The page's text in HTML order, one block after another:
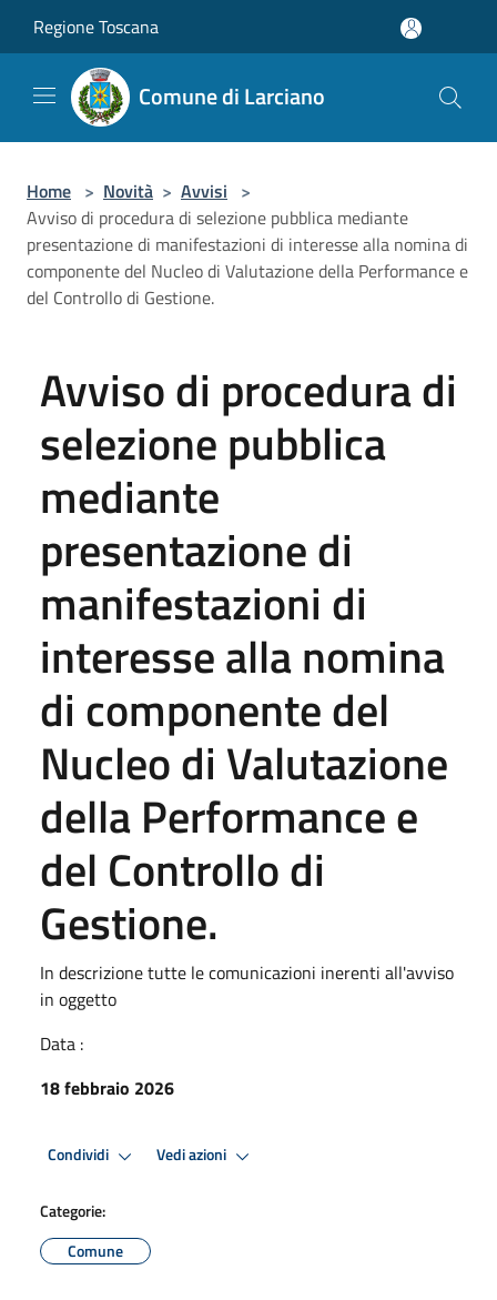
Regione Toscana
Comune di Larciano
Home > Novità > Avvisi >
Avviso di procedura di selezione pubblica mediante
presentazione di manifestazioni di interesse alla nomina di
componente del Nucleo di Valutazione della Performance e
del Controllo di Gestione.
Avviso di procedura di
selezione pubblica
mediante
presentazione di
manifestazioni di
interesse alla nomina
di componente del
Nucleo di Valutazione
della Performance e
del Controllo di
Gestione.
In descrizione tutte le comunicazioni inerenti all'avviso
in oggetto
Data :
18 febbraio 2026
Condividi Vedi azioni
Categorie:
Comune